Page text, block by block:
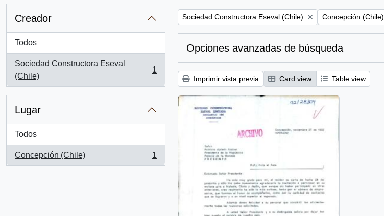
Creador
Todos
Sociedad Constructora Eseval
(Chile)
, 1 resultados
1
Lugar
Todos
Concepción (Chile)
, 1 resultados
1
Remove filter:
Sociedad Constructora Eseval (Chile) Remove filter:
Concepción (Chile)
Opciones avanzadas de búsqueda
Imprimir vista previa Card view Table view